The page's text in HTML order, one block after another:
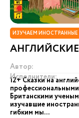
ИЗУЧАЕМ ИНОСТРАННЫЕ
АНГЛИЙСКИЕ
Автор:
Исполнители:
12+ Сказки на
Британскими
изучавшие
гибким мы...